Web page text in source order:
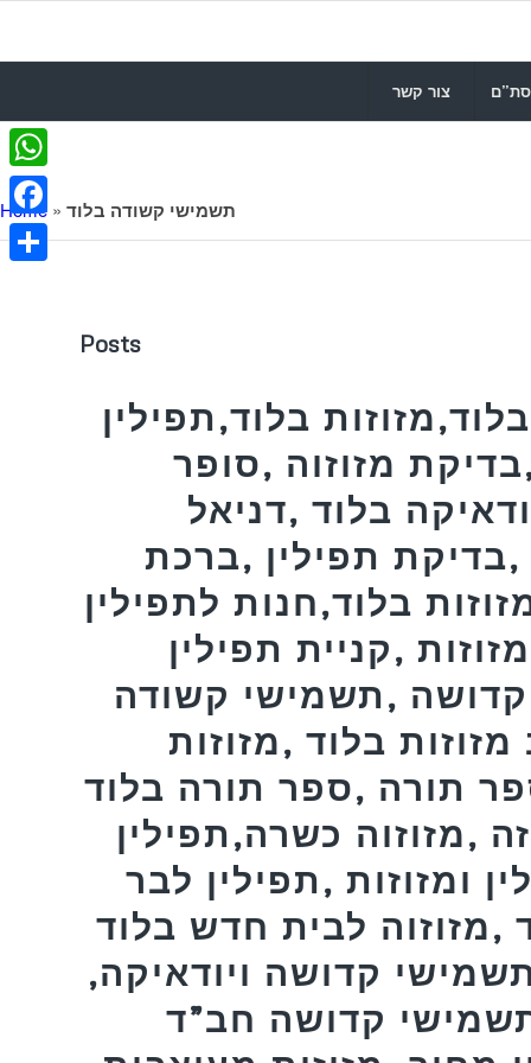
צור קשר
Home » תשמישי קשודה בלוד
Posts
בלוד,תפילין
מזוזוה ,סופר
בלוד ,דניאל
,בדיקת תפילין ,ברכת
בלוד,חנות לתפילין
,קניית תפילין
,תשמישי קשודה
בלוד ,מזוזות
תורה ,ספר תורה בלוד
,מזוזוה כשרה,תפילין
ומזוזות ,תפילין לבר
,מזוזוה לבית חדש בלוד
קדושה ויודאיקה,
קדושה חב”ד
WhatsApp
Facebook